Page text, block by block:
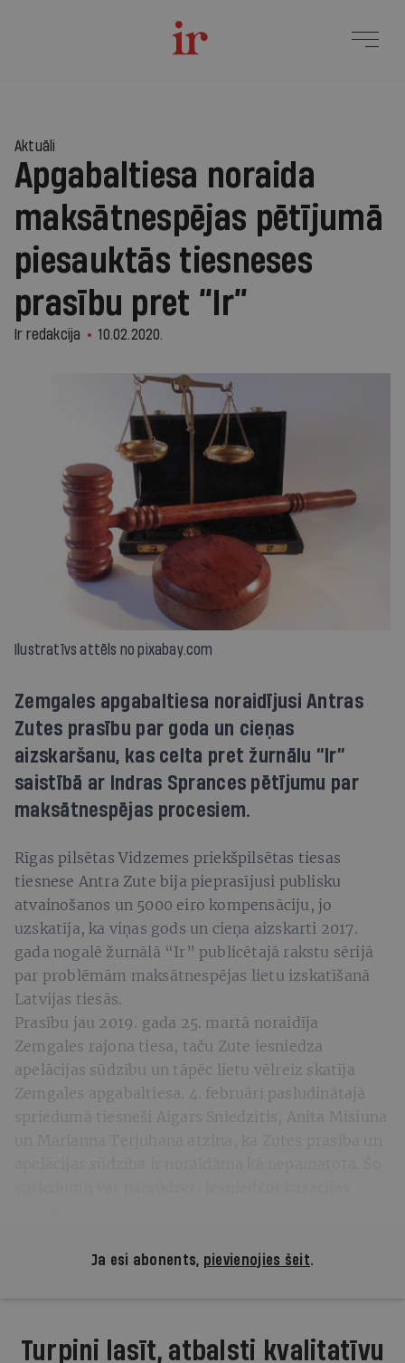
Aktuāli
Apgabaltiesa noraida
maksātnespējas pētījumā
piesauktās tiesneses
prasību pret “Ir”
Ir redakcija 10.02.2020.
Ilustratīvs attēls no pixabay.com
Zemgales apgabaltiesa noraidījusi Antras
Zutes prasību par goda un cieņas
aizskaršanu, kas celta pret žurnālu “Ir”
saistībā ar Indras Sprances pētījumu par
maksātnespējas procesiem.
Rīgas pilsētas Vidzemes priekšpilsētas tiesas
tiesnese Antra Zute bija pieprasījusi publisku
atvainošanos un 5000 eiro kompensāciju, jo
uzskatīja, ka viņas gods un cieņa aizskarti 2017.
gada nogalē žurnālā “Ir” publicētajā rakstu sērijā
par problēmām maksātnespējas lietu izskatīšanā
Latvijas tiesās.
Prasību jau 2019. gada 25. martā noraidīja
Zemgales rajona tiesa, taču Zute iesniedza
apelācijas sūdzību un tāpēc lietu vēlreiz skatīja
Zemgales apgabaltiesa. 4. februārī pasludinātajā
spriedumā tiesneši Aigars Sniedzītis, Anita Misiuna
Ja esi abonents, pievienojies šeit.
Turpini lasīt, atbalsti kvalitatīvu